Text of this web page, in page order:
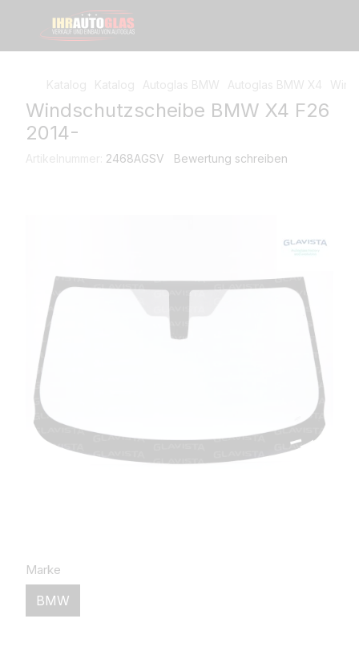
Katalog Katalog Autoglas BMW Autoglas BMW X4
Windschutzscheibe BMW X4 F26
2014-
Artikelnummer: 2468AGSV Bewertung schreiben
Marke
BMW